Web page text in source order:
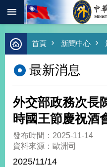
跳到主要內容區塊
進
階
尋
熱
總
合
外
首頁 新聞中心
最新消息
外交部政務次長
時國王節慶祝酒
發布時間：2025-11-14
資料來源：歐洲司
2025/11/14